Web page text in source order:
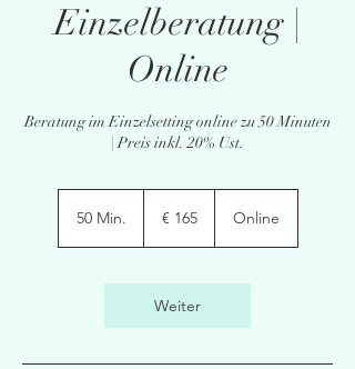
Einzelberatung |
Online
Beratung im Einzelsetting online zu 50 Minuten
| Preis inkl. 20% Ust.
50 Min.
i
.
€ 165 Online
Weiter